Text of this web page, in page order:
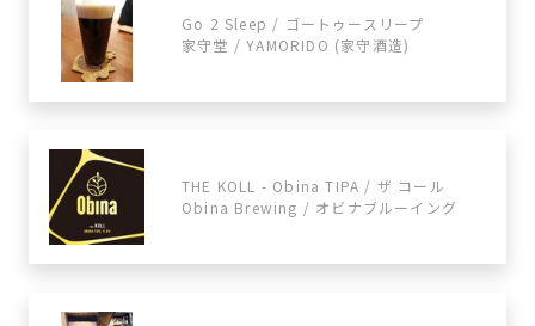
Go 2 Sleep / ゴートゥースリープ
家守堂 / YAMORIDO (家守酒造)
THE KOLL - Obina TIPA / ザ コール
Obina Brewing / オビナブルーイング